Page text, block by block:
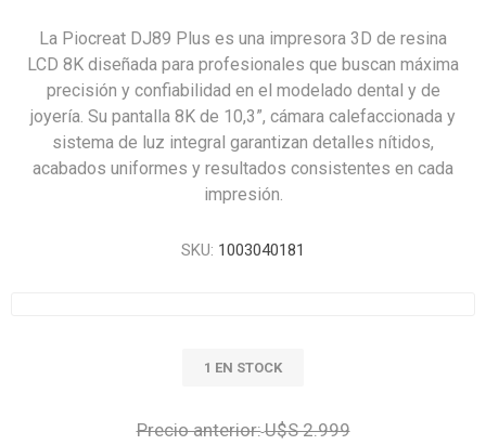
La Piocreat DJ89 Plus es una impresora 3D de resina
LCD 8K diseñada para profesionales que buscan máxima
precisión y confiabilidad en el modelado dental y de
joyería. Su pantalla 8K de 10,3”, cámara calefaccionada y
sistema de luz integral garantizan detalles nítidos,
acabados uniformes y resultados consistentes en cada
impresión.
SKU: 1003040181
1 EN STOCK
Precio anterior:U$S 2.999